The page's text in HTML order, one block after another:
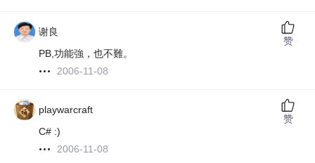
谢良
PB,功能強，也不難。
2006-11-08
赞
playwarcraft
C# :)
2006-11-08
赞